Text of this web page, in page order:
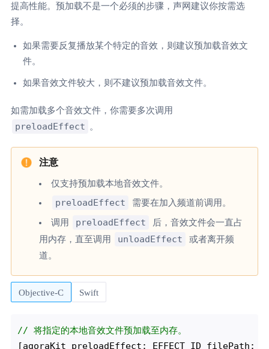
提高性能。预加载不是一个必须的步骤，声网建议你按需选
择。
如果需要反复播放某个特定的音效，则建议预加载音效文
件。
如果音效文件较大，则不建议预加载音效文件。
如需加载多个音效文件，你需要多次调用
preloadEffect 。
仅支持预加载本地音效文件。
preloadEffect 需要在加入频道前调用。
调用 preloadEffect
后，音效文件会一直占
用内存，直至调用
unloadEffect
或者离开频
道。
Objective-C Swift
// 将指定的本地音效文件预加载至内存。